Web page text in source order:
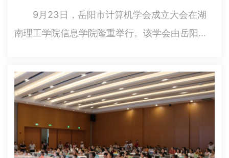
9月23日，岳阳市计算机学会成立大会在湖
南理工学院信息学院隆重举行。该学会由岳阳市
接受其监督管理。它的正式成立，标志着岳阳市
计算机行业进入资源整合、协同发展的全新阶
段，将为区域数字经济建设与科技…